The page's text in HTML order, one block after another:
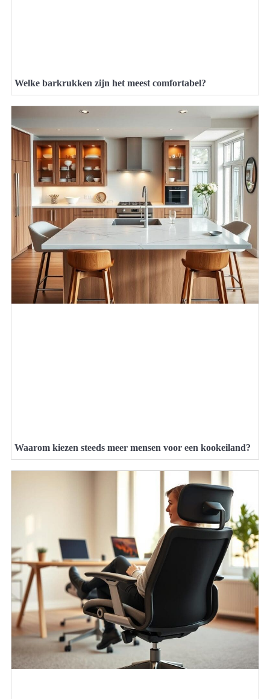
Welke barkrukken zijn het meest comfortabel?
Waarom kiezen steeds meer mensen voor een kookeiland?